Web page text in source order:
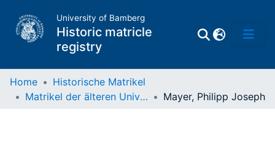
University of Bamberg
Historic matricle
registry
Home
Historische Matrikel
Matrikel der älteren Universität
Mayer, Philipp Joseph